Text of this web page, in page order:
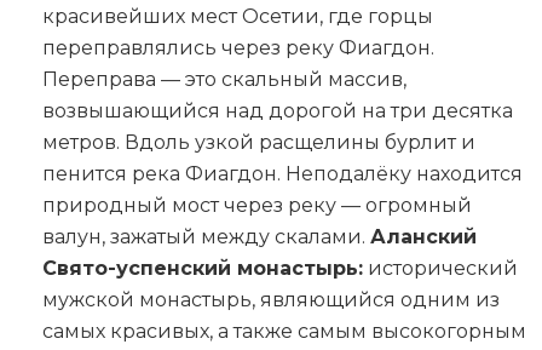
красивейших мест Осетии, где горцы
переправлялись через реку Фиагдон.
Переправа — это скальный массив,
возвышающийся над дорогой на три десятка
метров. Вдоль узкой расщелины бурлит и
пенится река Фиагдон. Неподалёку находится
природный мост через реку — огромный
валун, зажатый между скалами. Аланский
Свято-успенский монастырь: исторический
мужской монастырь, являющийся одним из
самых красивых, а также самым высокогорным